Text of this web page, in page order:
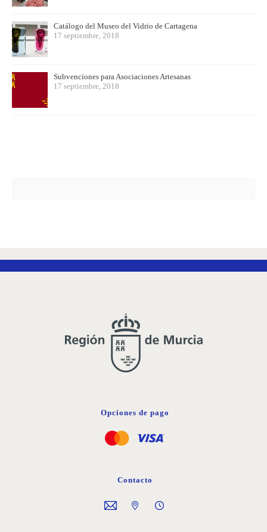
Catálogo del Museo del Vidrio de Cartagena
17 septiembre, 2018
Subvenciones para Asociaciones Artesanas
17 septiembre, 2018
Opciones de pago
Contacto